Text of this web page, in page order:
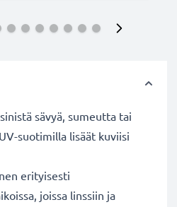
sävyä, sumeutta tai
suotimilla lisäät kuviisi
erityisesti
joissa linssiin ja